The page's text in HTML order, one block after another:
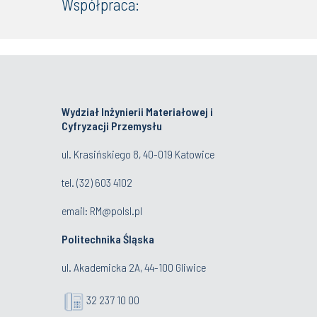
Wydział Inżynierii Materiałowej i
Cyfryzacji Przemysłu
ul. Krasińskiego 8, 40-019 Katowice
tel. (32) 603 4102
email: RM@polsl.pl
Politechnika Śląska
ul. Akademicka 2A, 44-100 Gliwice
32 237 10 00